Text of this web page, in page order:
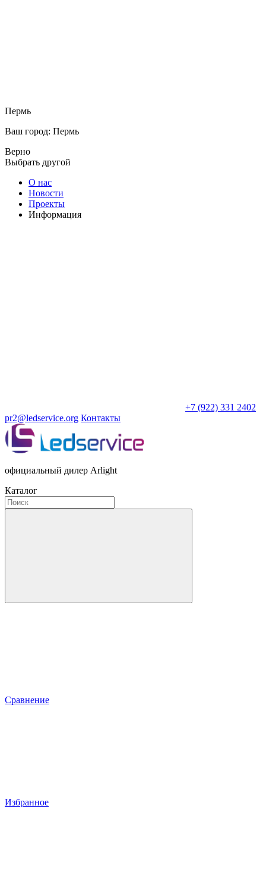
Пермь
Ваш город: Пермь
Верно
Выбрать другой
О нас
Новости
Проекты
Информация
+7 (922) 331 2402
pr2@ledservice.org Контакты
официальный дилер Arlight
Каталог
Сравнение
Избранное